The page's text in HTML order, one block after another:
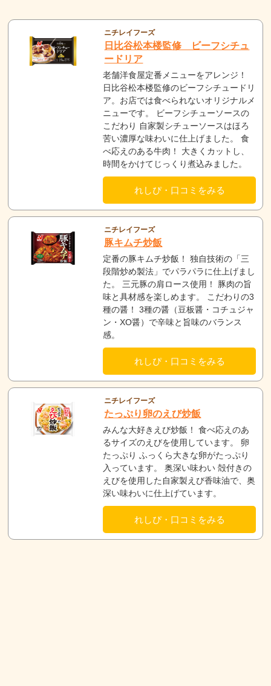
ニチレイフーズ
日比谷松本楼監修 ビーフシチュ
ードリア
老舗洋食屋定番メニューをアレンジ！
日比谷松本楼監修のビーフシチュードリ
ア。お店では食べられないオリジナルメ
ニューです。 ビーフシチューソースの
こだわり 自家製シチューソースはほろ
苦い濃厚な味わいに仕上げました。 食
べ応えのある牛肉！ 大きくカットし、
時間をかけてじっくり煮込みました。
れしぴ・口コミをみる
ニチレイフーズ
豚キムチ炒飯
定番の豚キムチ炒飯！ 独自技術の「三
段階炒め製法」でパラパラに仕上げまし
た。 三元豚の肩ロース使用！ 豚肉の旨
味と具材感を楽しめます。 こだわりの3
種の醤！ 3種の醤（豆板醤・コチュジャ
ン・XO醤）で辛味と旨味のバランス
感。
れしぴ・口コミをみる
ニチレイフーズ
たっぷり卵のえび炒飯
みんな大好きえび炒飯！ 食べ応えのあ
るサイズのえびを使用しています。 卵
たっぷり ふっくら大きな卵がたっぷり
入っています。 奥深い味わい 殻付きの
えびを使用した自家製えび香味油で、奥
深い味わいに仕上げています。
れしぴ・口コミをみる